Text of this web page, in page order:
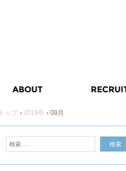
トップ › 2019年 › 09月